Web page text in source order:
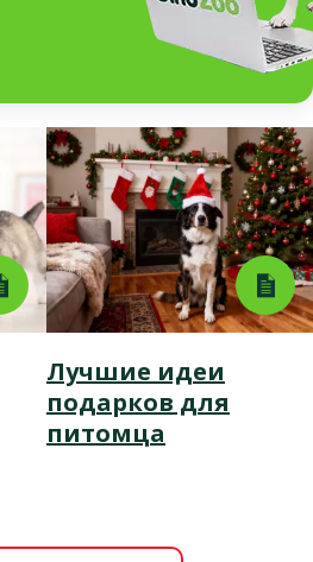
Лучшие идеи
подарков для
питомца